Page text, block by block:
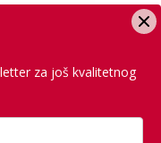
za još kvalitetnog